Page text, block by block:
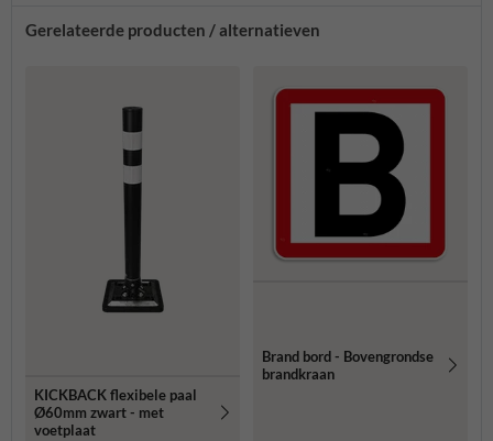
Gerelateerde producten / alternatieven
KICKBACK flexibele paal
Ø60mm zwart - met
voetplaat
Brand bord - Bovengrondse
brandkraan